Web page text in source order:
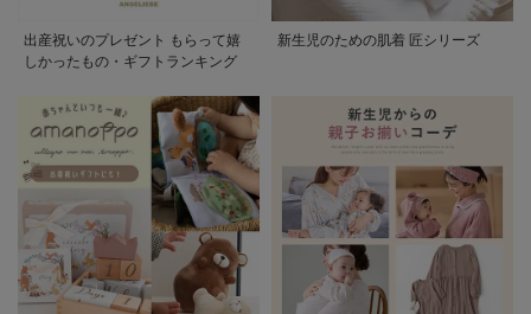
出産祝いのプレゼント もらって嬉
しかったもの・ギフトランキング
新生児のための肌着 匠シリーズ